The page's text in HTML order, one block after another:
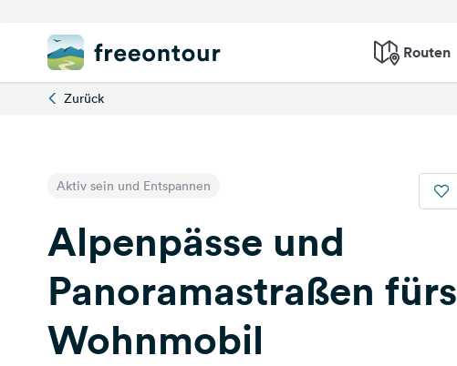
Routen
Zurück
Aktiv sein und Entspannen
Alpenpässe und
Panoramastraßen fürs
Wohnmobil